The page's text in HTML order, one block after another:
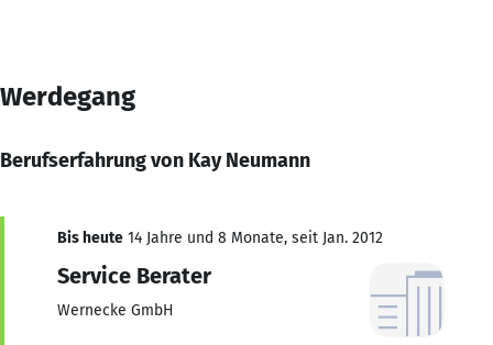
Werdegang
Berufserfahrung von Kay Neumann
Bis heute 14 Jahre und 8 Monate, seit Jan. 2012
Service Berater
Wernecke GmbH